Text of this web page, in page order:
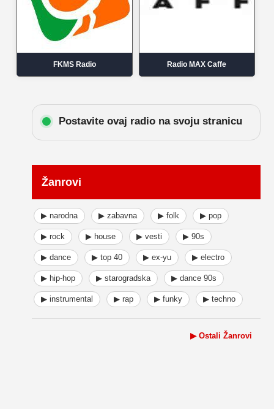
FKMS Radio Radio MAX Caffe
Postavite ovaj radio na svoju stranicu
Žanrovi
▶ narodna ▶ zabavna ▶ folk ▶ pop
▶ rock ▶ house ▶ vesti ▶ 90s
▶ dance ▶ top 40 ▶ ex-yu ▶ electro
▶ hip-hop ▶ starogradska ▶ dance 90s
▶ instrumental ▶ rap ▶ funky ▶ techno
▶ Ostali Žanrovi